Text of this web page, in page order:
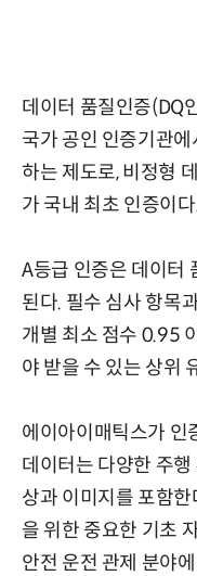
데이터 품질인증(DQ
국가 공인 인증기관
하는 제도로, 비정형
가 국내 최초 인증이
A등급 인증은 데이터
된다. 필수 심사 항목
개별 최소 점수 0.95
야 받을 수 있는 상위
에이아이매틱스가 인
데이터는 다양한 주
상과 이미지를 포함
을 위한 중요한 기초
안전 운전 관제 분야